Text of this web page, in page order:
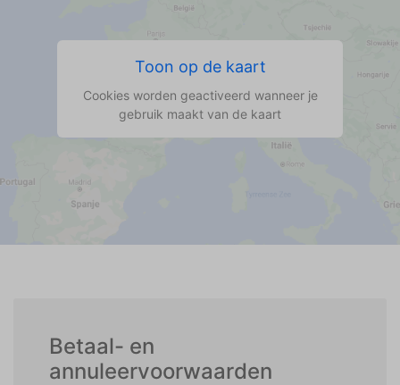
Toon op de kaart
Cookies worden geactiveerd wanneer je
gebruik maakt van de kaart
Betaal- en
annuleervoorwaarden